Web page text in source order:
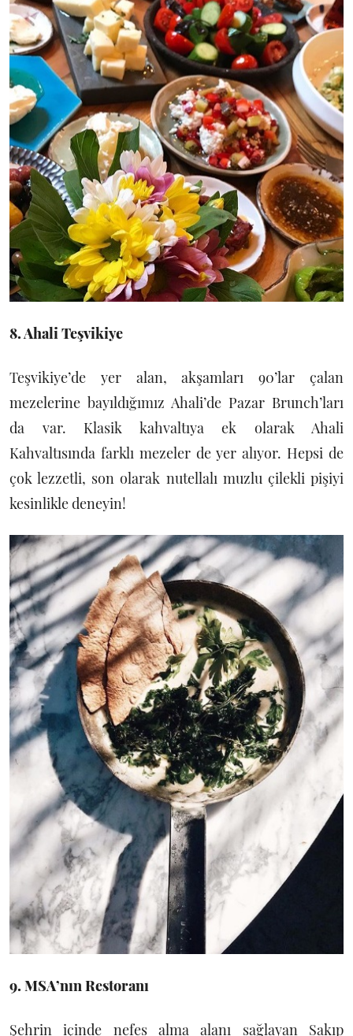
8. Ahali Teşvikiye
Teşvikiye’de yer alan, akşamları 90’lar çalan
mezelerine bayıldığımız Ahali’de Pazar Brunch’ları
da var. Klasik kahvaltıya ek olarak Ahali
Kahvaltısında farklı mezeler de yer alıyor. Hepsi de
çok lezzetli, son olarak nutellalı muzlu çilekli pişiyi
kesinlikle deneyin!
9. MSA’nın Restoranı
Şehrin içinde nefes alma alanı sağlayan Sakıp